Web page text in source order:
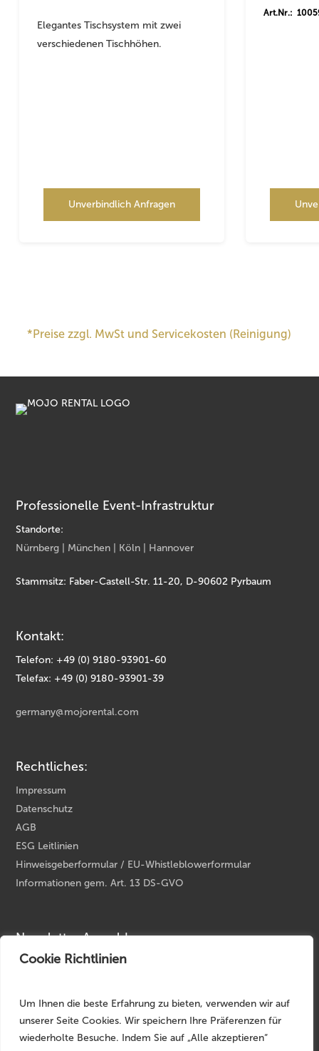
Cookie Richtlinien
Um Ihnen die beste Erfahrung zu bieten, verwenden wir auf
unserer Seite Cookies. Wir speichern Ihre Präferenzen für
wiederholte Besuche. Indem Sie auf „Alle akzeptieren“
Elegantes Tischsystem mit zwei
verschiedenen Tischhöhen.
Unverbindlich Anfragen
Art.Nr.:
*Preise zzgl. MwSt und Servicekosten (Reinigung)
Professionelle Event-Infrastruktur
Standorte:
Nürnberg | München | Köln | Hannover
Stammsitz: Faber-Castell-Str. 11-20, D-90602 Pyrbaum
Kontakt:
Telefon: +49 (0) 9180-93901-60
Telefax: +49 (0) 9180-93901-39
germany@mojorental.com
Rechtliches:
Impressum
Datenschutz
AGB
ESG Leitlinien
Hinweisgeberformular / EU-Whistleblowerformular
Informationen gem. Art. 13 DS-GVO
Newsletter Anmeldung